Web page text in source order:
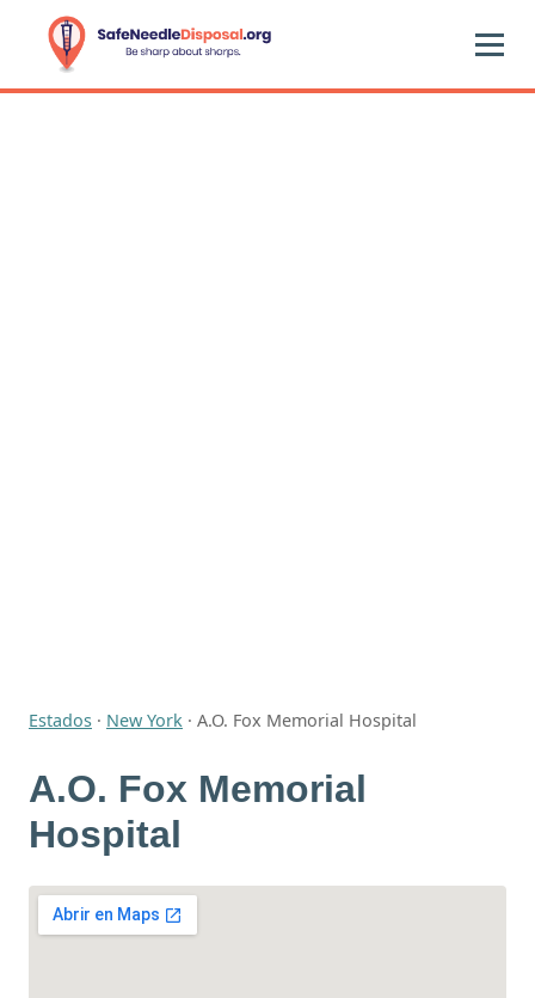
Estados · New York · A.O. Fox Memorial Hospital
A.O. Fox Memorial
Hospital